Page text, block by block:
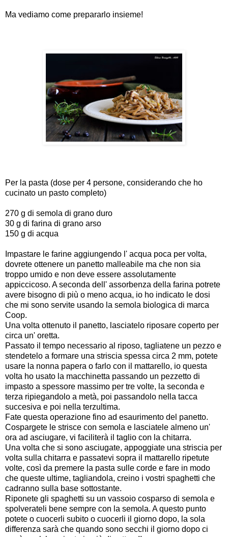
Ma vediamo come prepararlo insieme!
Per la pasta (dose per 4 persone, considerando che ho
cucinato un pasto completo)
270 g di semola di grano duro
30 g di farina di grano arso
150 g di acqua
Impastare le farine aggiungendo l' acqua poca per volta,
dovrete ottenere un panetto malleabile ma che non sia
troppo umido e non deve essere assolutamente
appiccicoso. A seconda dell' assorbenza della farina potrete
avere bisogno di più o meno acqua, io ho indicato le dosi
che mi sono servite usando la semola biologica di marca
Coop.
Una volta ottenuto il panetto, lasciatelo riposare coperto per
circa un' oretta.
Passato il tempo necessario al riposo, tagliatene un pezzo e
stendetelo a formare una striscia spessa circa 2 mm, potete
usare la nonna papera o farlo con il mattarello, io questa
volta ho usato la macchinetta passando un pezzetto di
impasto a spessore massimo per tre volte, la seconda e
terza ripiegandolo a metà, poi passandolo nella tacca
succesiva e poi nella terzultima.
Fate questa operazione fino ad esaurimento del panetto.
Cospargete le strisce con semola e lasciatele almeno un'
ora ad asciugare, vi faciliterà il taglio con la chitarra.
Una volta che si sono asciugate, appoggiate una striscia per
volta sulla chitarra e passatevi sopra il mattarello ripetute
volte, così da premere la pasta sulle corde e fare in modo
che queste ultime, tagliandola, creino i vostri spaghetti che
cadranno sulla base sottostante.
Riponete gli spaghetti su un vassoio cosparso di semola e
spolverateli bene sempre con la semola. A questo punto
potete o cuocerli subito o cuocerli il giorno dopo, la sola
differenza sarà che quando sono secchi il giorno dopo ci